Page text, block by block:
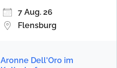
7 Aug. 26
Flensburg
Aronne Dell'Oro im